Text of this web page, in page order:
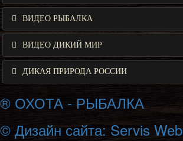
ВИДЕО РЫБАЛКА
ВИДЕО ДИКИЙ МИР
ДИКАЯ ПРИРОДА РОССИИ
® ОХОТА - РЫБАЛКА
© Дизайн сайта: Servis Web